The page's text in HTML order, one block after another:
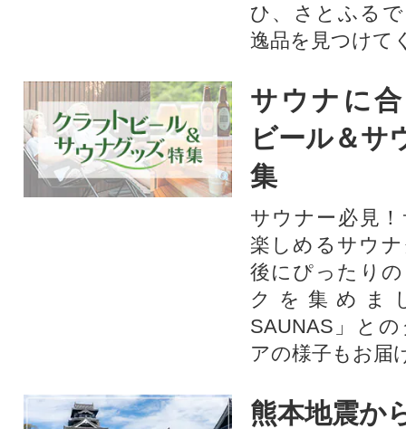
ひ、さとふる
逸品を見つけて
サウナに
ビール＆サ
集
サウナー必見
楽しめるサウ
後にぴったり
クを集めま
SAUNAS」と
アの様子もお届
熊本地震か